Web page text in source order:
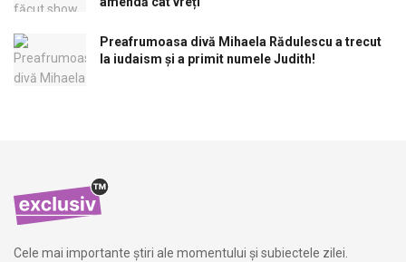
Preafrumoasa divă Mihaela Rădulescu a trecut
la iudaism și a primit numele Judith!
Cele mai importante știri ale momentului și subiectele zilei.